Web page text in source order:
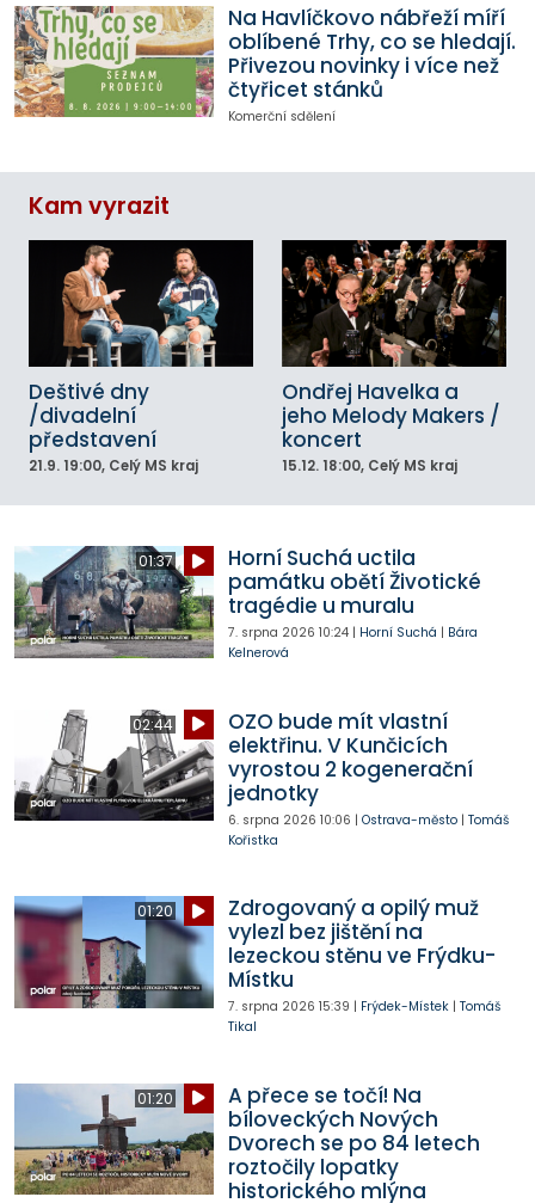
Na Havlíčkovo nábřeží míří
oblíbené Trhy, co se hledají.
Přivezou novinky i více než
čtyřicet stánků
Komerční sdělení
Kam vyrazit
Deštivé dny
/divadelní
představení
21.9. 19:00, Celý MS kraj
Ondřej Havelka a
jeho Melody Makers /
koncert
15.12. 18:00, Celý MS kraj
01:37
Horní Suchá uctila
památku obětí Životické
tragédie u muralu
7. srpna 2026 10:24| Horní Suchá | Bára
Kelnerová
02:44
OZO bude mít vlastní
elektřinu. V Kunčicích
vyrostou 2 kogenerační
jednotky
6. srpna 2026 10:06 | Ostrava-město| Tomáš
Kořistka
01:20
Zdrogovaný a opilý muž
vylezl bez jištění na
lezeckou stěnu ve Frýdku-
Místku
7. srpna 2026 15:39 | Frýdek-Místek| Tomáš
Tikal
01:20
A přece se točí! Na
bíloveckých Nových
Dvorech se po 84 letech
roztočily lopatky
historického mlýna